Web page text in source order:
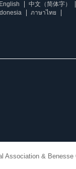
English 中文（简体字）
ภาษาไทย
Association &